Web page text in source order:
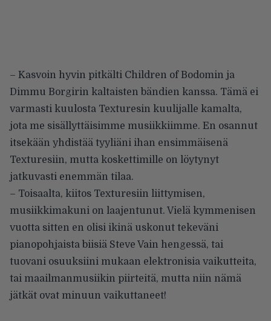
– Kasvoin hyvin pitkälti Children of Bodomin ja
Dimmu Borgirin kaltaisten bändien kanssa. Tämä ei
varmasti kuulosta Texturesin kuulijalle kamalta,
jota me sisällyttäisimme musiikkiimme. En osannut
itsekään yhdistää tyyliäni ihan ensimmäisenä
Texturesiin, mutta koskettimille on löytynyt
jatkuvasti enemmän tilaa.
– Toisaalta, kiitos Texturesiin liittymisen,
musiikkimakuni on laajentunut. Vielä kymmenisen
vuotta sitten en olisi ikinä uskonut tekeväni
pianopohjaista biisiä Steve Vain hengessä, tai
tuovani osuuksiini mukaan elektronisia vaikutteita,
tai maailmanmusiikin piirteitä, mutta niin nämä
jätkät ovat minuun vaikuttaneet!